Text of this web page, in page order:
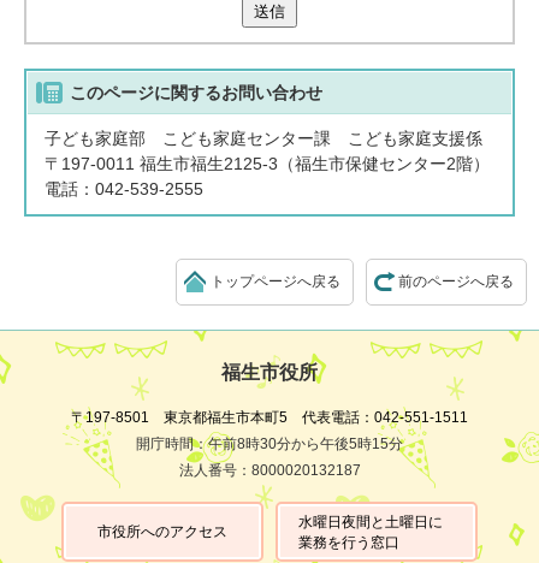
送信
このページに関するお問い合わせ
子ども家庭部 こども家庭センター課 こども家庭支援係
〒197-0011 福生市福生2125-3（福生市保健センター2階）
電話：042-539-2555
前のページへ戻る
トップページへ戻る
福生市役所
〒197-8501 東京都福生市本町5 代表電話：042-551-1511
開庁時間：午前8時30分から午後5時15分
法人番号：8000020132187
市役所へのアクセス
水曜日夜間と土曜日に
業務を行う窓口